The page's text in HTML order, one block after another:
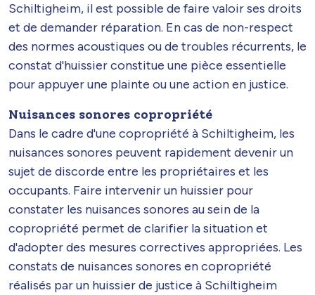
Schiltigheim, il est possible de faire valoir ses droits
et de demander réparation. En cas de non-respect
des normes acoustiques ou de troubles récurrents, le
constat d'huissier constitue une pièce essentielle
pour appuyer une plainte ou une action en justice.
Nuisances sonores copropriété
Dans le cadre d'une copropriété à Schiltigheim, les
nuisances sonores peuvent rapidement devenir un
sujet de discorde entre les propriétaires et les
occupants. Faire intervenir un huissier pour
constater les nuisances sonores au sein de la
copropriété permet de clarifier la situation et
d'adopter des mesures correctives appropriées. Les
constats de nuisances sonores en copropriété
réalisés par un huissier de justice à Schiltigheim